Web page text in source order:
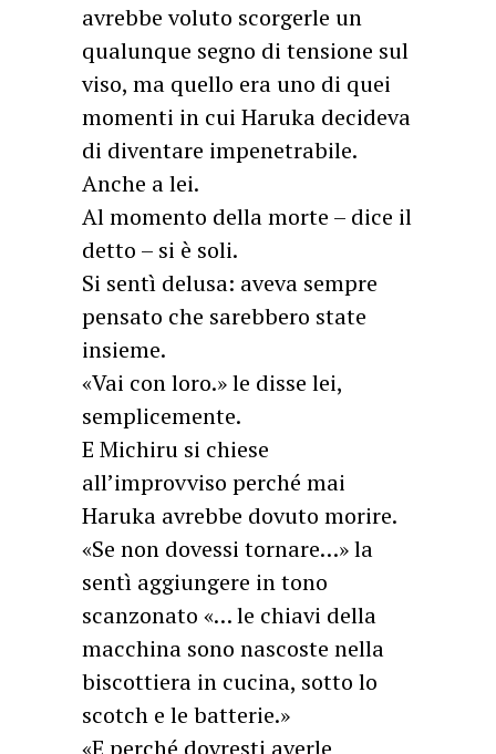
avrebbe voluto scorgerle un
qualunque segno di tensione sul
viso, ma quello era uno di quei
momenti in cui Haruka decideva
di diventare impenetrabile.
Anche a lei.
Al momento della morte – dice il
detto – si è soli.
Si sentì delusa: aveva sempre
pensato che sarebbero state
insieme.
«Vai con loro.» le disse lei,
semplicemente.
E Michiru si chiese
all’improvviso perché mai
Haruka avrebbe dovuto morire.
«Se non dovessi tornare…» la
sentì aggiungere in tono
scanzonato «… le chiavi della
macchina sono nascoste nella
biscottiera in cucina, sotto lo
scotch e le batterie.»
«E perché dovresti averle